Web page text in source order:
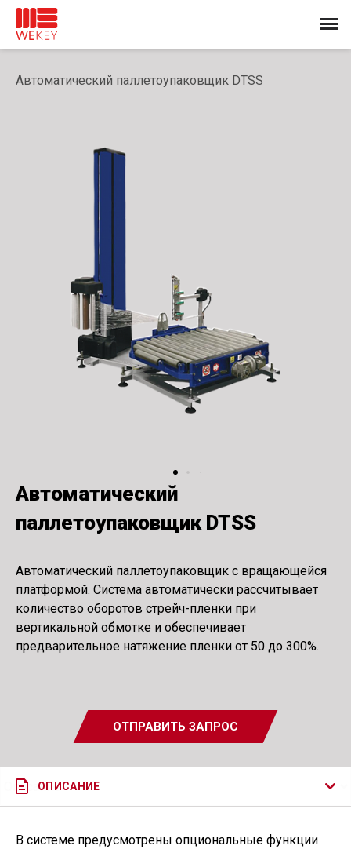
Автоматический паллетоупаковщик DTSS
Автоматический
паллетоупаковщик DTSS
Автоматический паллетоупаковщик с вращающейся
платформой. Система автоматически рассчитывает
количество оборотов стрейч-пленки при
вертикальной обмотке и обеспечивает
предварительное натяжение пленки от 50 до 300%.
ОТПРАВИТЬ ЗАПРОС
ОПИСАНИЕ
В системе предусмотрены опциональные функции